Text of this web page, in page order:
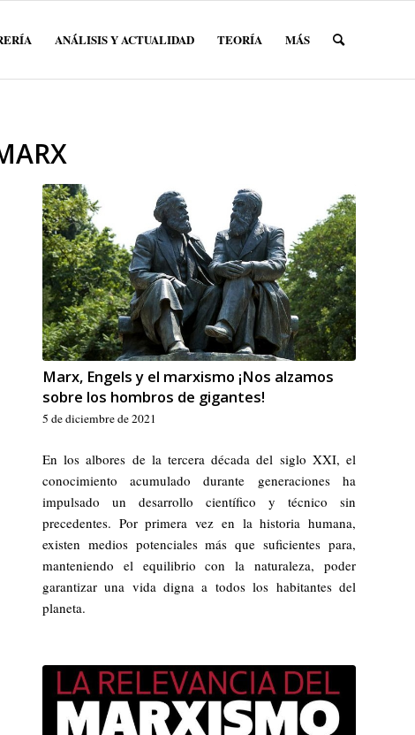
ANÁLISIS Y ACTUALIDAD TEORÍA MÁS
Marx, Engels y el marxismo ¡Nos alzamos
sobre los hombros de gigantes!
5 de diciembre de 2021
En los albores de la tercera década del siglo XXI, el
conocimiento acumulado durante generaciones ha
impulsado un desarrollo científico y técnico sin
precedentes. Por primera vez en la historia humana,
existen medios potenciales más que suficientes para,
manteniendo el equilibrio con la naturaleza, poder
garantizar una vida digna a todos los habitantes del
planeta.